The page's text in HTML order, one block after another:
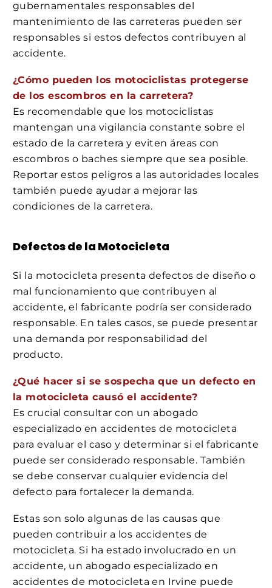
gubernamentales responsables del
mantenimiento de las carreteras pueden ser
responsables si estos defectos contribuyen al
accidente.
¿Cómo pueden los motociclistas protegerse
de los escombros en la carretera?
Es recomendable que los motociclistas
mantengan una vigilancia constante sobre el
estado de la carretera y eviten áreas con
escombros o baches siempre que sea posible.
Reportar estos peligros a las autoridades locales
también puede ayudar a mejorar las
condiciones de la carretera.
Defectos de la Motocicleta
Si la motocicleta presenta defectos de diseño o
mal funcionamiento que contribuyen al
accidente, el fabricante podría ser considerado
responsable. En tales casos, se puede presentar
una demanda por responsabilidad del
producto.
¿Qué hacer si se sospecha que un defecto en
la motocicleta causó el accidente?
Es crucial consultar con un abogado
especializado en accidentes de motocicleta
para evaluar el caso y determinar si el fabricante
puede ser considerado responsable. También
se debe conservar cualquier evidencia del
defecto para fortalecer la demanda.
Estas son solo algunas de las causas que
pueden contribuir a los accidentes de
motocicleta. Si ha estado involucrado en un
accidente, un abogado especializado en
accidentes de motocicleta en Irvine puede